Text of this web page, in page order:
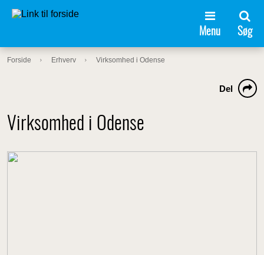
Menu Søg
Forside Erhverv Virksomhed i Odense
Virksomhed i Odense
Del